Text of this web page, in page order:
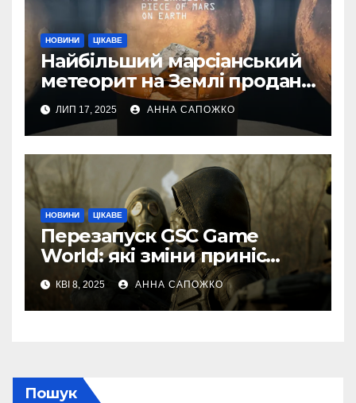
НОВИНИ ЦІКАВЕ
Найбільший марсіанський
метеорит на Землі продано
за 4,3 мільйона доларів
ЛИП 17, 2025 АННА САПОЖКО
НОВИНИ ЦІКАВЕ
Перезапуск GSC Game
World: які зміни приніс
новий власник Максим
Кріппа
КВІ 8, 2025 АННА САПОЖКО
Пошук